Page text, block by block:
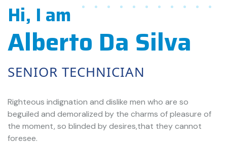
Hi, I am
Alberto Da Silva
SENIOR TECHNICIAN
Righteous indignation and dislike men who are so
beguiled and demoralized by the charms of pleasure of
the moment, so blinded by desires,that they cannot
foresee.